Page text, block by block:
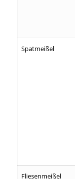
Spatmeißel
Fliesenmeißel